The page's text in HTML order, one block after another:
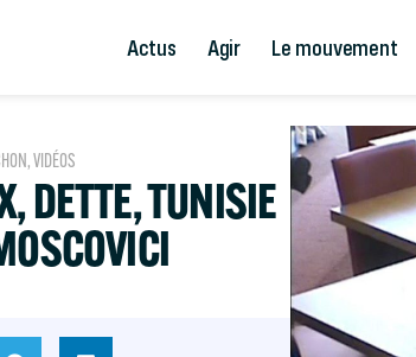
Actus Agir Le mouvement
,VIDÉOS
DETTE, TUNISIE